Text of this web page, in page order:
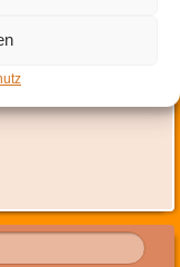
diese Website